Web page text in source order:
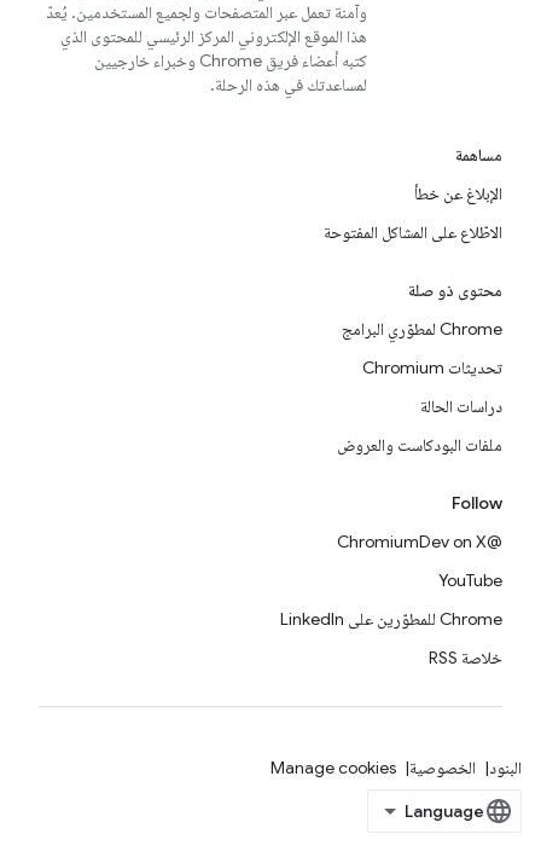
وآمنة تعمل عبر المتصفحات ولجميع المستخدمين. يُعدّ
هذا الموقع الإلكتروني المركز الرئيسي للمحتوى الذي
كتبه أعضاء فريق Chrome وخبراء خارجيين
لمساعدتك في هذه الرحلة.
مساهمة
الإبلاغ عن خطأ
الاطّلاع على المشاكل المفتوحة
محتوى ذو صلة
Chrome لمطوّري البرامج
تحديثات Chromium
دراسات الحالة
ملفات البودكاست والعروض
Follow
@ChromiumDev on X
YouTube
Chrome للمطوّرين على LinkedIn
خلاصة RSS
البنود الخصوصية Manage cookies